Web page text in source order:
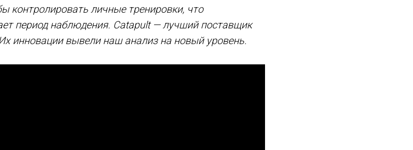
контролировать личные тренировки, что
период наблюдения. Catapult — лучший поставщик
инновации вывели наш анализ на новый уровень.